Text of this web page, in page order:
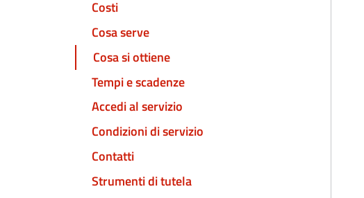
Costi
Cosa serve
Cosa si ottiene
Tempi e scadenze
Accedi al servizio
Condizioni di servizio
Contatti
Strumenti di tutela